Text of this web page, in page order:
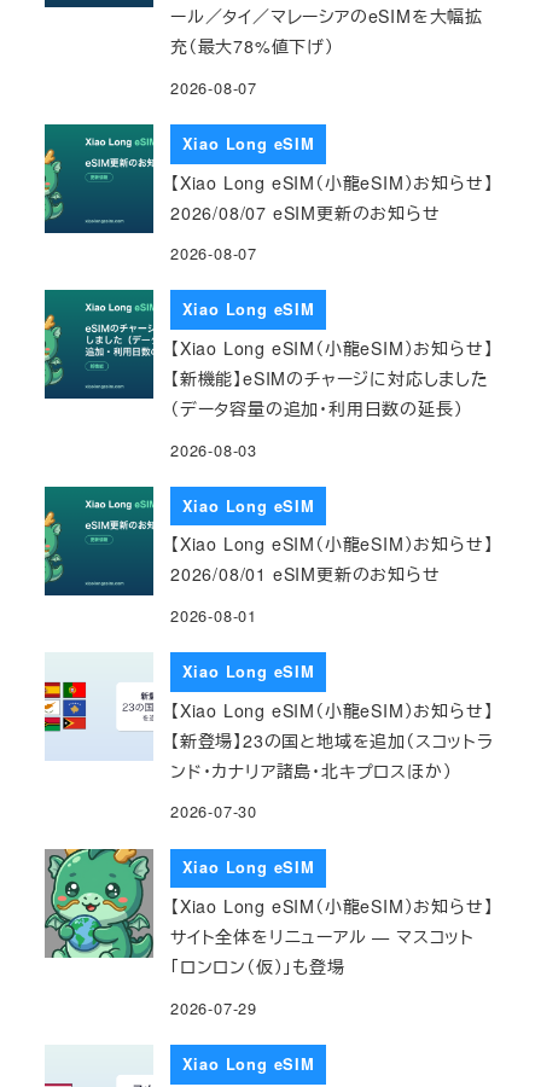
ール／タイ／マレーシアのeSIMを大幅拡
充（最大78%値下げ）
2026-08-07
Xiao Long eSIM
【Xiao Long eSIM（小龍eSIM）お知らせ】
2026/08/07 eSIM更新のお知らせ
2026-08-07
Xiao Long eSIM
【Xiao Long eSIM（小龍eSIM）お知らせ】
【新機能】eSIMのチャージに対応しました
（データ容量の追加・利用日数の延長）
2026-08-03
Xiao Long eSIM
【Xiao Long eSIM（小龍eSIM）お知らせ】
2026/08/01 eSIM更新のお知らせ
2026-08-01
Xiao Long eSIM
【Xiao Long eSIM（小龍eSIM）お知らせ】
【新登場】23の国と地域を追加（スコットラ
ンド・カナリア諸島・北キプロスほか）
2026-07-30
Xiao Long eSIM
【Xiao Long eSIM（小龍eSIM）お知らせ】
サイト全体をリニューアル — マスコット
「ロンロン（仮）」も登場
2026-07-29
Xiao Long eSIM